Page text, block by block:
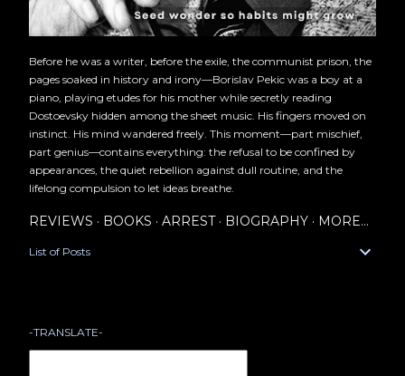
Before he was a writer, before the exile, the communist prison, the
pages soaked in history and irony—Borislav Pekic was a boy at a
piano, playing etudes for his mother while secretly reading
Dostoevsky hidden among the sheet music. His fingers moved on
instinct. His mind wandered freely. This moment—part mischief,
part genius—contains everything: the refusal to be confined by
appearances, the quiet rebellion against dull routine, and the
lifelong compulsion to let ideas breathe.
REVIEWS BOOKS ARREST BIOGRAPHY MORE…
List of Posts
-TRANSLATE-